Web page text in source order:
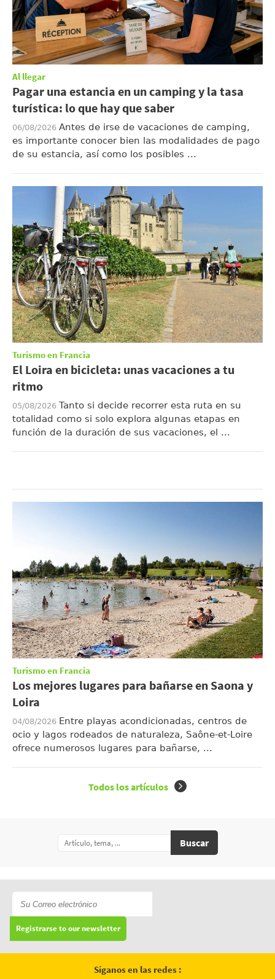
Al llegar
Pagar una estancia en un camping y la tasa
turística: lo que hay que saber
06/08/2026 Antes de irse de vacaciones de camping,
es importante conocer bien las modalidades de pago
de su estancia, así como los posibles ...
Turismo en Francia
El Loira en bicicleta: unas vacaciones a tu
ritmo
05/08/2026 Tanto si decide recorrer esta ruta en su
totalidad como si solo explora algunas etapas en
función de la duración de sus vacaciones, el ...
Turismo en Francia
Los mejores lugares para bañarse en Saona y
Loira
04/08/2026 Entre playas acondicionadas, centros de
ocio y lagos rodeados de naturaleza, Saône-et-Loire
ofrece numerosos lugares para bañarse, ...
Todos los artículos
Buscar
Registrarse to our newsletter
Síganos en las redes :